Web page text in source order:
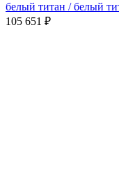
белый титан / белый
105 651 ₽